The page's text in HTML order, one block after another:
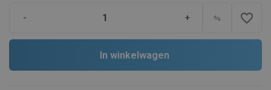
- + favorite_border
In winkelwagen